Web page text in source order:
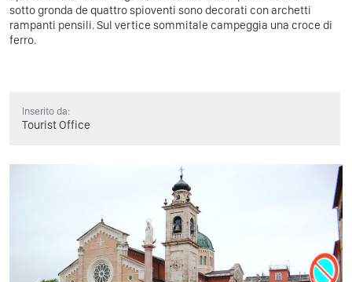
sotto gronda de quattro spioventi sono decorati con archetti
rampanti pensili. Sul vertice sommitale campeggia una croce di
ferro.
Inserito da:
Tourist Office